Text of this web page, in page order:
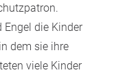
die Kinder
dem sie ihre
viele Kinder